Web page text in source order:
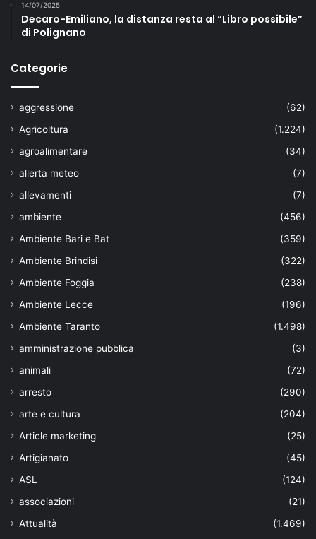
14/07/2025
Decaro-Emiliano, la distanza resta al “Libro possibile”
di Polignano
Categorie
aggressione
(62)
Agricoltura
(1.224)
agroalimentare
(34)
allerta meteo
(7)
allevamenti
(7)
ambiente
(456)
Ambiente Bari e Bat
(359)
Ambiente Brindisi
(322)
Ambiente Foggia
(238)
Ambiente Lecce
(196)
Ambiente Taranto
(1.498)
amministrazione pubblica
(3)
animali
(72)
arresto
(290)
arte e cultura
(204)
Article marketing
(25)
Artigianato
(45)
ASL
(124)
associazioni
(21)
Attualità
(1.469)